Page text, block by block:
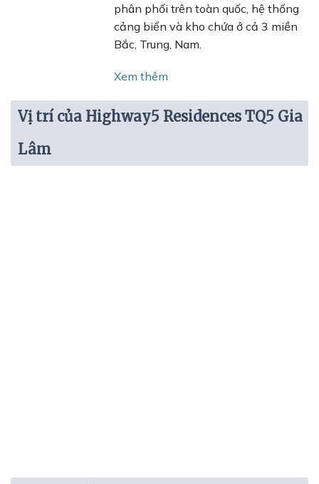
phân phối trên toàn quốc, hệ thống
cảng biển và kho chứa ở cả 3 miền
Bắc, Trung, Nam.
Xem thêm
Vị trí của Highway5 Residences TQ5 Gia
Lâm